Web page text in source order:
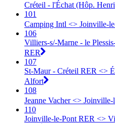
Créteil - l'Échat (Hôp.
101
Camping Intl <> Joinville-
106
Villiers-s/-Marne - le
RER
107
St-Maur - Créteil RER <>
Alfort
108
Jeanne Vacher <>
110
Joinville-le-Pont RER <>